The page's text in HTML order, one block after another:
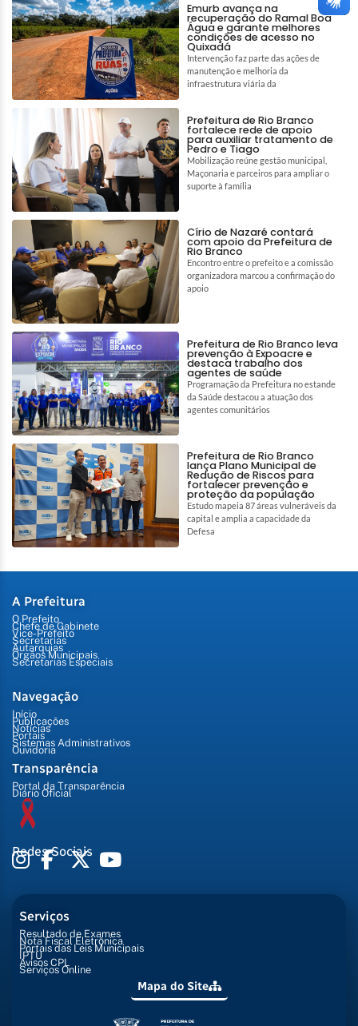
Emurb avança na
recuperação do Ramal Boa
Água e garante melhores
condições de acesso no
Quixadá
Intervenção faz parte das ações de
manutenção e melhoria da
infraestrutura viária da
Prefeitura de Rio Branco
fortalece rede de apoio
para auxiliar tratamento de
Pedro e Tiago
Mobilização reúne gestão municipal,
Maçonaria e parceiros para ampliar o
suporte à família
Círio de Nazaré contará
com apoio da Prefeitura de
Rio Branco
Encontro entre o prefeito e a comissão
organizadora marcou a confirmação do
apoio
Prefeitura de Rio Branco leva
prevenção à Expoacre e
destaca trabalho dos
agentes de saúde
Programação da Prefeitura no estande
da Saúde destacou a atuação dos
agentes comunitários
Prefeitura de Rio Branco
lança Plano Municipal de
Redução de Riscos para
fortalecer prevenção e
proteção da população
Estudo mapeia 87 áreas vulneráveis da
capital e amplia a capacidade da
Defesa
A Prefeitura
O Prefeito
Chefe de Gabinete
Vice-Prefeito
Secretarias
Autarquias
Órgãos Municipais
Secretarias Especiais
Navegação
Início
Publicações
Notícias
Portais
Sistemas Administrativos
Ouvidoria
Transparência
Portal da Transparência
Diário Oficial
Redes Sociais
Serviços
Resultado de Exames
Nota Fiscal Eletrônica
Portais das Leis Municipais
IPTU
Avisos CPL
Serviços Online
Mapa do Site